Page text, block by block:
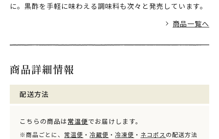
に。黒酢を手軽に味わえる調味料も次々と発売しています。
商品一覧へ
商品詳細情報
配送方法
こちらの商品は常温便でお届けします。
※商品ごとに、 常温便 ・冷蔵便 ・冷凍便 ・ ネコポス の配送方法